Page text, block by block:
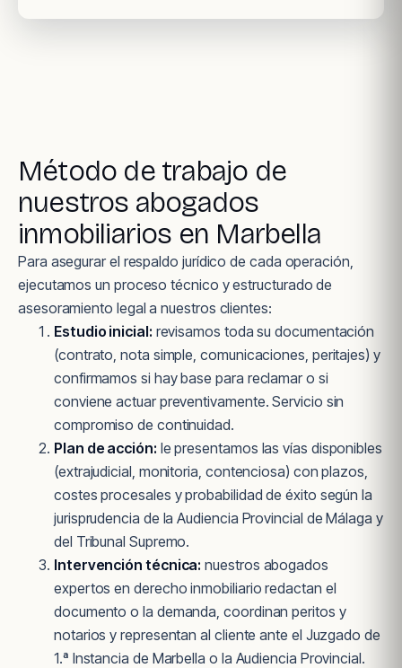
Método de trabajo de
nuestros abogados
inmobiliarios en Marbella
Para asegurar el respaldo jurídico de cada operación,
ejecutamos un proceso técnico y estructurado de
asesoramiento legal a nuestros clientes:
Estudio inicial: revisamos toda su documentación
(contrato, nota simple, comunicaciones, peritajes) y
confirmamos si hay base para reclamar o si
conviene actuar preventivamente. Servicio sin
compromiso de continuidad.
Plan de acción: le presentamos las vías disponibles
(extrajudicial, monitoria, contenciosa) con plazos,
costes procesales y probabilidad de éxito según la
jurisprudencia de la Audiencia Provincial de Málaga y
del Tribunal Supremo.
Intervención técnica: nuestros abogados
expertos en derecho inmobiliario redactan el
documento o la demanda, coordinan peritos y
notarios y representan al cliente ante el Juzgado de
1.ª Instancia de Marbella o la Audiencia Provincial.